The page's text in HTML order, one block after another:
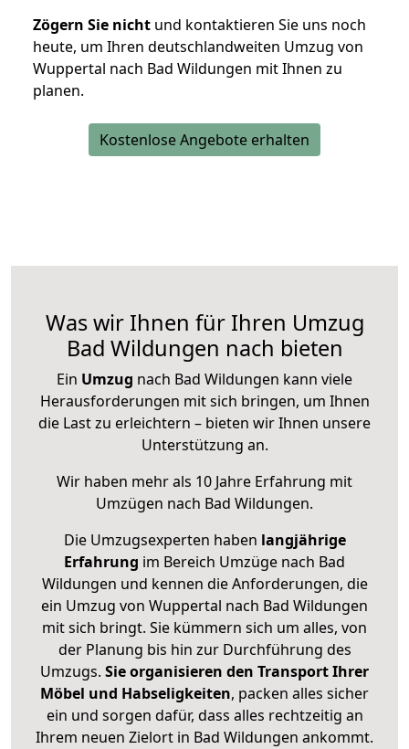
Zögern Sie nicht und kontaktieren Sie uns noch
heute, um Ihren deutschlandweiten Umzug von
Wuppertal nach Bad Wildungen mit Ihnen zu
planen.
Kostenlose Angebote erhalten
Was wir Ihnen für Ihren Umzug
Bad Wildungen nach bieten
Ein Umzug nach Bad Wildungen kann viele
Herausforderungen mit sich bringen, um Ihnen
die Last zu erleichtern – bieten wir Ihnen unsere
Unterstützung an.
Wir haben mehr als 10 Jahre Erfahrung mit
Umzügen nach Bad Wildungen.
Die Umzugsexperten haben langjährige
Erfahrung im Bereich Umzüge nach Bad
Wildungen und kennen die Anforderungen, die
ein Umzug von Wuppertal nach Bad Wildungen
mit sich bringt. Sie kümmern sich um alles, von
der Planung bis hin zur Durchführung des
Umzugs. Sie organisieren den Transport Ihrer
Möbel und Habseligkeiten, packen alles sicher
ein und sorgen dafür, dass alles rechtzeitig an
Ihrem neuen Zielort in Bad Wildungen ankommt.